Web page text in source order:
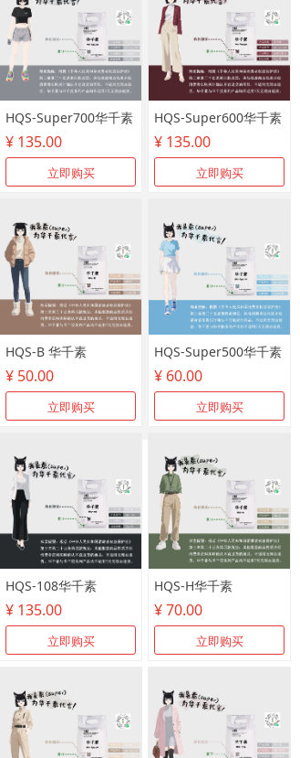
HQS-Super700华千素
¥ 135.00
立即购买
HQS-Super600华千素
¥ 135.00
立即购买
HQS-B 华千素
¥ 50.00
立即购买
HQS-Super500华千素
¥ 60.00
立即购买
HQS-108华千素
¥ 135.00
立即购买
HQS-H华千素
¥ 70.00
立即购买